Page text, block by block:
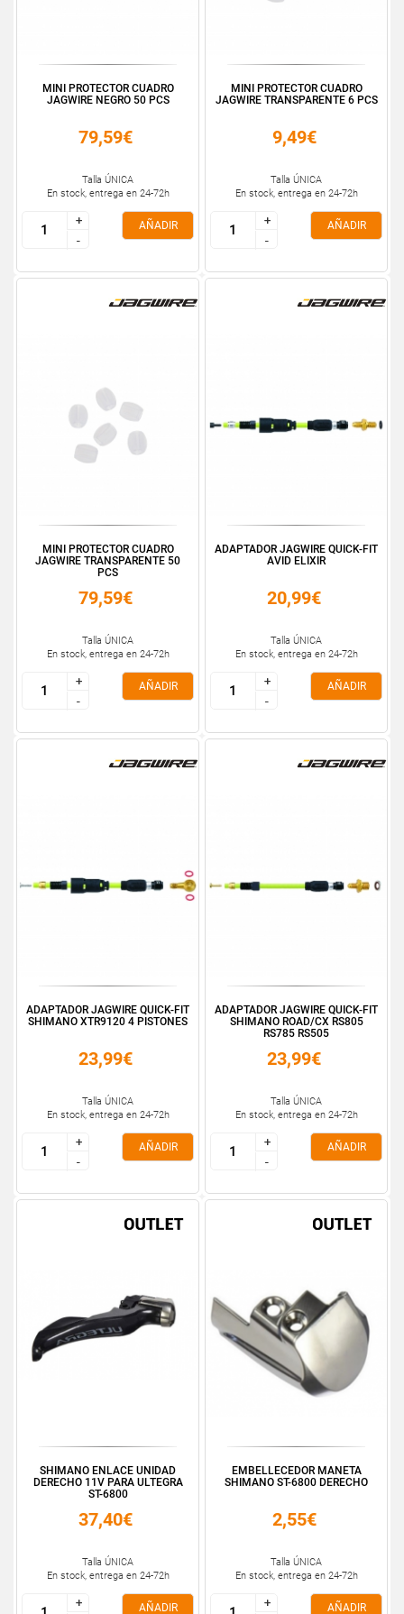
MINI PROTECTOR CUADRO
JAGWIRE NEGRO 50 PCS
79,59€
Talla ÚNICA
En stock, entrega en 24-72h
+
-
+
-
AÑADIR
MINI PROTECTOR CUADRO
JAGWIRE TRANSPARENTE 6 PCS
9,49€
Talla ÚNICA
En stock, entrega en 24-72h
+
-
+
-
AÑADIR
MINI PROTECTOR CUADRO
JAGWIRE TRANSPARENTE 50
PCS
79,59€
Talla ÚNICA
En stock, entrega en 24-72h
+
-
+
-
AÑADIR
ADAPTADOR JAGWIRE QUICK-FIT
AVID ELIXIR
20,99€
Talla ÚNICA
En stock, entrega en 24-72h
+
-
+
-
AÑADIR
ADAPTADOR JAGWIRE QUICK-FIT
SHIMANO XTR9120 4 PISTONES
23,99€
Talla ÚNICA
En stock, entrega en 24-72h
+
-
+
-
AÑADIR
ADAPTADOR JAGWIRE QUICK-FIT
SHIMANO ROAD/CX RS805
RS785 RS505
23,99€
Talla ÚNICA
En stock, entrega en 24-72h
+
-
+
-
AÑADIR
SHIMANO ENLACE UNIDAD
DERECHO 11V PARA ULTEGRA
ST-6800
37,40€
Talla ÚNICA
En stock, entrega en 24-72h
+
+
AÑADIR
EMBELLECEDOR MANETA
SHIMANO ST-6800 DERECHO
2,55€
Talla ÚNICA
En stock, entrega en 24-72h
+
+
AÑADIR